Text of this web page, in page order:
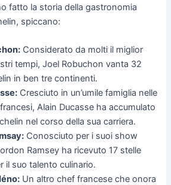
fatto la storia della gastronomia
spiccano:
Considerato da molti il miglior
tempi, Joel Robuchon vanta 32
in ben tre continenti.
Cresciuto in un’umile famiglia nelle
Alain Ducasse ha accumulato
nel corso della sua carriera.
Conosciuto per i suoi show
Ramsey ha ricevuto 17 stelle
il suo talento culinario.
Un altro chef francese che onora